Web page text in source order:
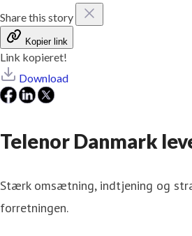
Share this story
Kopier link
Link kopieret!
Download
Telenor Danmark
Stærk omsætning, indtjening og
forretningen.